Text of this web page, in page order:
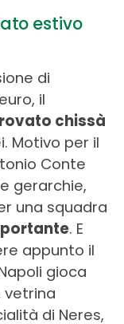
estivo
di
il
chissà
Motivo per il
Conte
gerarchie,
una squadra
. E
appunto il
gioca
vetrina
di Neres,